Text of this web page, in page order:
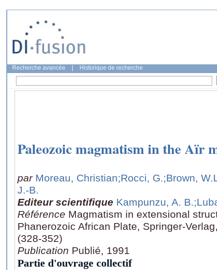
Recherche avancée Historique de recherche
Paleozoic magmatism in the Aïr
par Moreau, Christian;Rocci, G.;Brown,
J.-B.
Editeur scientifique Kampunzu, A. B.
Référence Magmatism in extensional
Phanerozoic African Plate, Springer-
(328-352)
Publication Publié, 1991
Partie d'ouvrage collectif